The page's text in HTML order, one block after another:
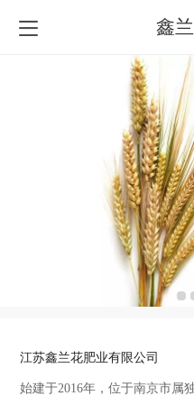
鑫
江苏鑫兰花肥业有限公司
始建于2016年，位于南京市属